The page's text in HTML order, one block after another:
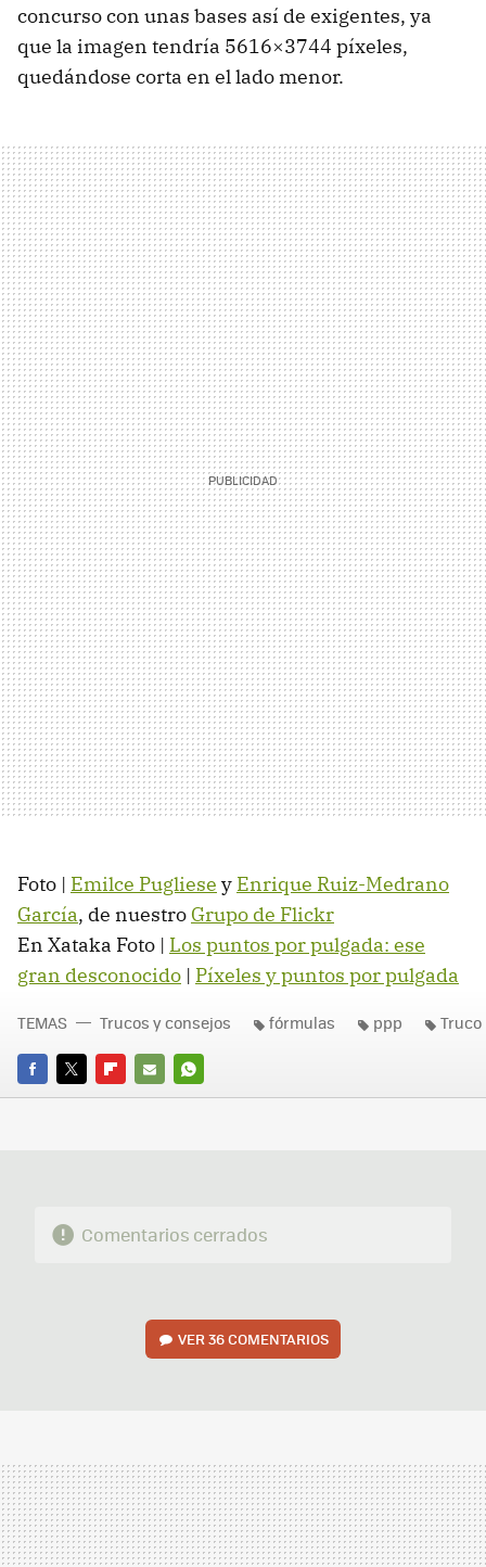
concurso con unas bases así de exigentes, ya
que la imagen tendría 5616×3744 píxeles,
quedándose corta en el lado menor.
Foto | Emilce Pugliese y Enrique Ruiz-Medrano
García, de nuestro Grupo de Flickr
En Xataka Foto | Los puntos por pulgada: ese
gran desconocido | Píxeles y puntos por pulgada
FACEBOOK
TWITTERFLIPBOARD
E-
WHATSAPP
TEMAS Trucos y consejos fórmulas ppp Truco
Comentarios cerrados
VER36 COMENTARIOS